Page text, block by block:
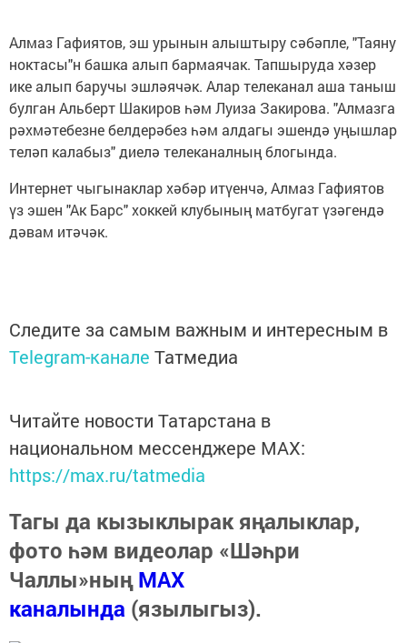
Алмаз Гафиятов, эш урынын алыштыру сәбәпле, "Таяну
ноктасы"н башка алып бармаячак. Тапшыруда хәзер
ике алып баручы эшләячәк. Алар телеканал аша таныш
булган Альберт Шакиров һәм Луиза Закирова. "Алмазга
рәхмәтебезне белдерәбез һәм алдагы эшендә уңышлар
теләп калабыз" диелә телеканалның блогында.
Интернет чыгынаклар хәбәр итүенчә, Алмаз Гафиятов
үз эшен "Ак Барс" хоккей клубының матбугат үзәгендә
дәвам итәчәк.
Следите за самым важным и интересным в
Telegram-канале Татмедиа
Читайте новости Татарстана в
национальном мессенджере MАХ:
https://max.ru/tatmedia
Тагы да кызыклырак яңалыклар,
фото һәм видеолар «Шәһри
Чаллы»ныңMAX
каналында (язылыгыз).